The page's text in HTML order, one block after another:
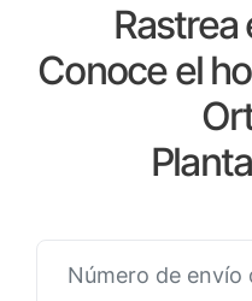
Rastrea
Conoce el